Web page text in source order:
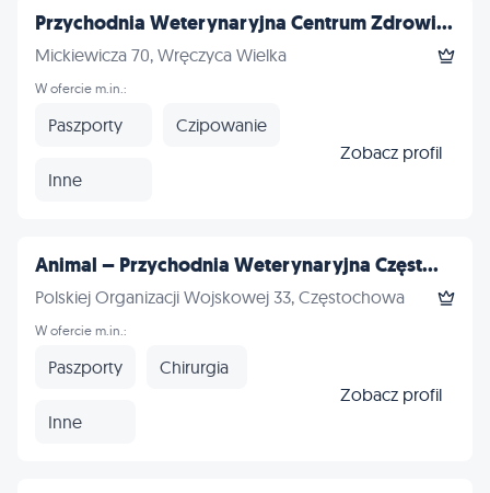
Przychodnia Weterynaryjna Centrum Zdrowi...
Mickiewicza 70, Wręczyca Wielka
W ofercie m.in.:
Paszporty Czipowanie
Inne
Zobacz profil
Animal – Przychodnia Weterynaryjna Częst...
Polskiej Organizacji Wojskowej 33, Częstochowa
W ofercie m.in.:
Paszporty Chirurgia
Inne
Zobacz profil